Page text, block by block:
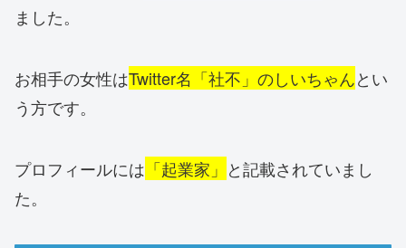
ました。
お相手の女性はTwitter名「社不」のしいちゃんとい
う方です。
プロフィールには 「起業家」 と記載されていまし
た。